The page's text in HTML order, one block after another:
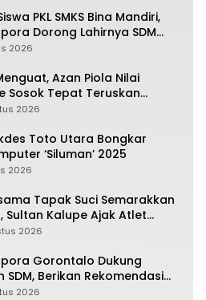
PKL SMKS Bina Mandiri,
Dorong Lahirnya SDM
2026
Azan Piola Nilai
Sosok Tepat Teruskan
Bone Bolango
2026
Toto Utara Bongkar
‘Siluman’ 2025
2026
Tapak Suci Semarakkan
Sultan Kalupe Ajak Atlet
Bela Diri
2026
Gorontalo Dukung
SDM, Berikan Rekomendasi
Pegawai
2026